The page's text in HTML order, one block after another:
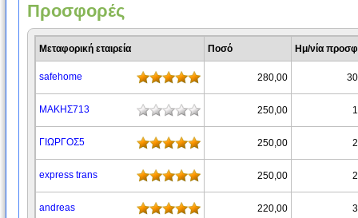
Προσφορές
Μεταφορική εταιρεία Ποσό Ημ/νία
safehome 280,00
ΜΑΚΗΣ713 250,00
ΓΙΩΡΓΟΣ5 250,00
express trans 250,00
andreas 220,00